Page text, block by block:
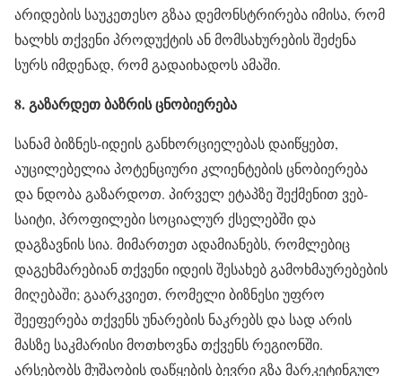
არიდების საუკეთესო გზაა დემონსტრირება იმისა, რომ
ხალხს თქვენი პროდუქტის ან მომსახურების შეძენა
სურს იმდენად, რომ გადაიხადოს ამაში.
8. გაზარდეთ ბაზრის ცნობიერება
სანამ ბიზნეს-იდეის განხორციელებას დაიწყებთ,
აუცილებელია პოტენციური კლიენტების ცნობიერება
და ნდობა გაზარდოთ. პირველ ეტაპზე შექმენით ვებ-
საიტი, პროფილები სოციალურ ქსელებში და
დაგზავნის სია. მიმართეთ ადამიანებს, რომლებიც
დაგეხმარებიან თქვენი იდეის შესახებ გამოხმაურებების
მიღებაში; გაარკვიეთ, რომელი ბიზნესი უფრო
შეეფერება თქვენს უნარების ნაკრებს და სად არის
მასზე საკმარისი მოთხოვნა თქვენს რეგიონში.
არსებობს მუშაობის დაწყების ბევრი გზა მარკეტინგულ